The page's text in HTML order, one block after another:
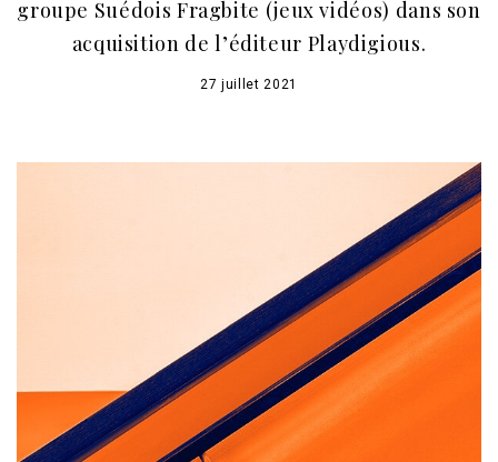
groupe Suédois Fragbite (jeux vidéos) dans son
acquisition de l’éditeur Playdigious.
27 juillet 2021